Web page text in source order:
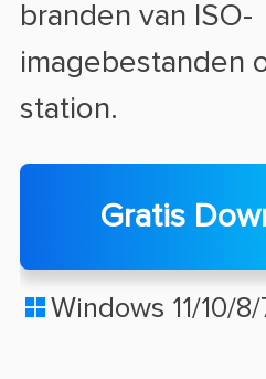
branden van ISO-
imagebestanden
station.
Gratis
 Windows 11/10/8/